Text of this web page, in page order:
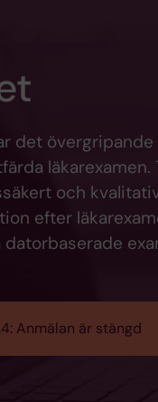
det
och
efter
Anmälan är stängd